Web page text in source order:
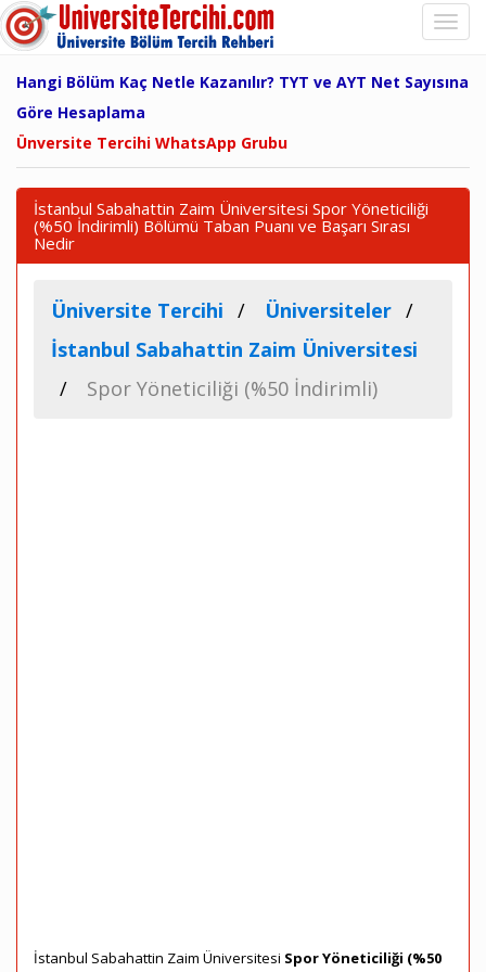
Hangi Bölüm Kaç Netle Kazanılır? TYT ve AYT Net Sayısına
Göre Hesaplama
Ünversite Tercihi WhatsApp Grubu
İstanbul Sabahattin Zaim Üniversitesi Spor Yöneticiliği
(%50 İndirimli) Bölümü Taban Puanı ve Başarı Sırası
Nedir
Üniversite Tercihi
Üniversiteler
İstanbul Sabahattin Zaim Üniversitesi
Spor Yöneticiliği (%50 İndirimli)
İstanbul Sabahattin Zaim Üniversitesi Spor Yöneticiliği (%50